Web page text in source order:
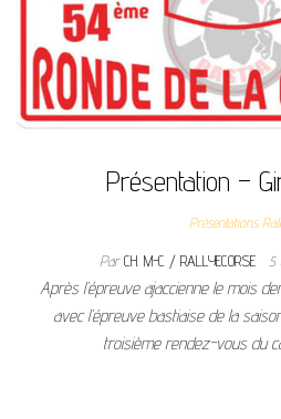
Présentation –
Présentations
ParCH. M-C / RALLYECORSE 5
Après l’épreuve ajaccienne le mois
avec l’épreuve bastiaise de la
troisième rendez-vous du